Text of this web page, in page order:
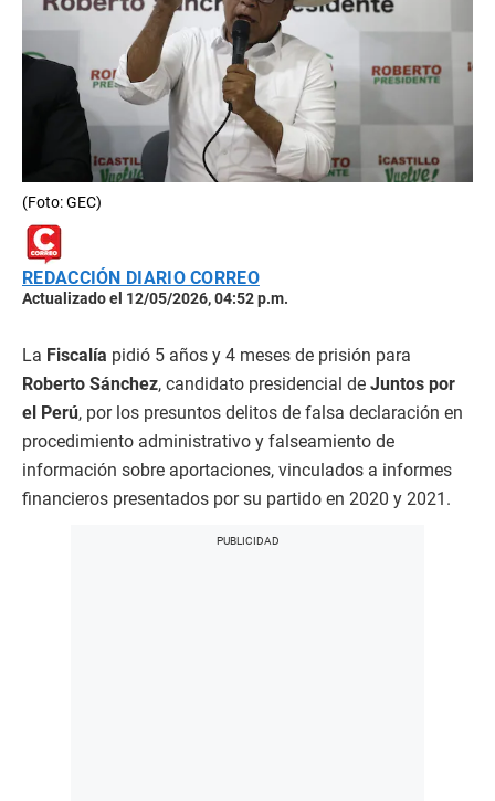
(Foto: GEC)
REDACCIÓN DIARIO CORREO
Actualizado el 12/05/2026, 04:52 p.m.
La Fiscalía pidió 5 años y 4 meses de prisión para
Roberto Sánchez, candidato presidencial de Juntos por
el Perú, por los presuntos delitos de falsa declaración en
procedimiento administrativo y falseamiento de
información sobre aportaciones, vinculados a informes
financieros presentados por su partido en 2020 y 2021.